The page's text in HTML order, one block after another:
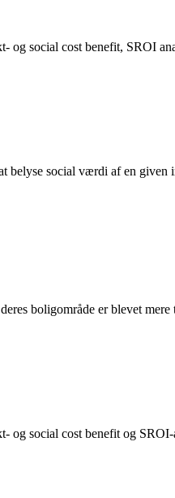
social cost benefit, SROI
belyse social værdi af en
boligområde er blevet
social cost benefit og